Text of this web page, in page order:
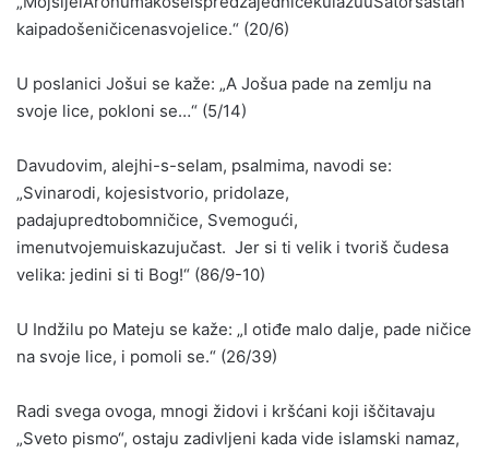
kaipadošeničicenasvojelice.“ (20/6)
U poslanici Jošui se kaže: „A Jošua pade na zemlju na
svoje lice, pokloni se…“ (5/14)
Davudovim, alejhi-s-selam, psalmima, navodi se:
„Svinarodi, kojesistvorio, pridolaze,
padajupredtobomničice, Svemogući,
imenutvojemuiskazujučast. Jer si ti velik i tvoriš čudesa
velika: jedini si ti Bog!“ (86/9-10)
U Indžilu po Mateju se kaže: „I otiđe malo dalje, pade ničice
na svoje lice, i pomoli se.“ (26/39)
Radi svega ovoga, mnogi židovi i kršćani koji iščitavaju
„Sveto pismo“, ostaju zadivljeni kada vide islamski namaz,